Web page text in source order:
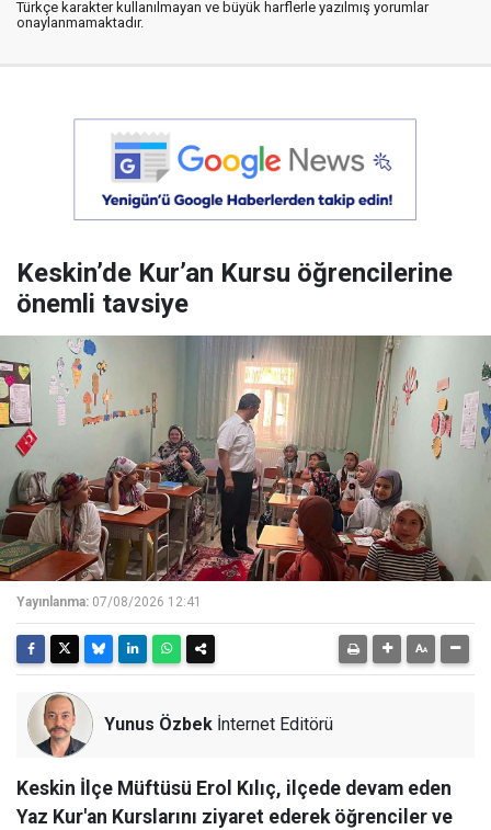
Türkçe karakter kullanılmayan ve büyük harflerle yazılmış yorumlar
onaylanmamaktadır.
Keskin’de Kur’an Kursu öğrencilerine
önemli tavsiye
Yayınlanma: 07/08/2026 12:41
Yunus Özbek İnternet Editörü
Keskin İlçe Müftüsü Erol Kılıç, ilçede devam eden
Yaz Kur'an Kurslarını ziyaret ederek öğrenciler ve